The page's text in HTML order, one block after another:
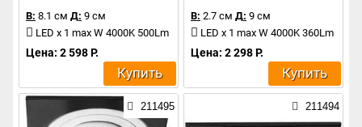
В: 8.1 см Д: 9 см
LED x 1 max W 4000K 500Lm
Цена: 2 598 Р.
Купить
В: 2.7 см Д: 9 см
LED x 1 max W 4000K 360Lm
Цена: 2 298 Р.
Купить
211495 211494